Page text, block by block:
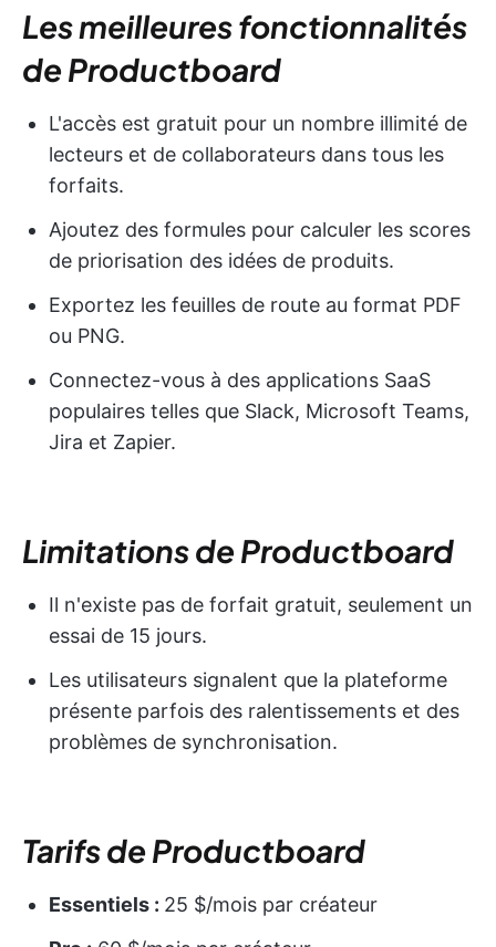
Les meilleures fonctionnalités
de Productboard
L'accès est gratuit pour un nombre illimité de
lecteurs et de collaborateurs dans tous les
forfaits.
Ajoutez des formules pour calculer les scores
de priorisation des idées de produits.
Exportez les feuilles de route au format PDF
ou PNG.
Connectez-vous à des applications SaaS
populaires telles que Slack, Microsoft Teams,
Jira et Zapier.
Limitations de Productboard
Il n'existe pas de forfait gratuit, seulement un
essai de 15 jours.
Les utilisateurs signalent que la plateforme
présente parfois des ralentissements et des
problèmes de synchronisation.
Tarifs de Productboard
Essentiels : 25 $/mois par créateur